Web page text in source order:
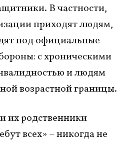
В частности,
приходят людям,
под официальные
с хроническими
и людям
возрастной границы.
их родственники
всех» – никогда не